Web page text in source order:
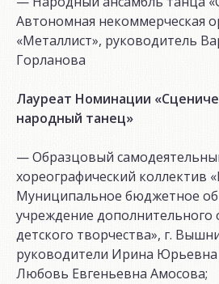
Автономная некоммерческая
«Металлист», руководитель
Горланова
Лауреат Номинации
народный танец»
— Образцовый
хореографический коллектив
Муниципальное бюджетное
учреждение
детского творчества», г.
руководители Ирина
Любовь Евгеньевна Амосова;